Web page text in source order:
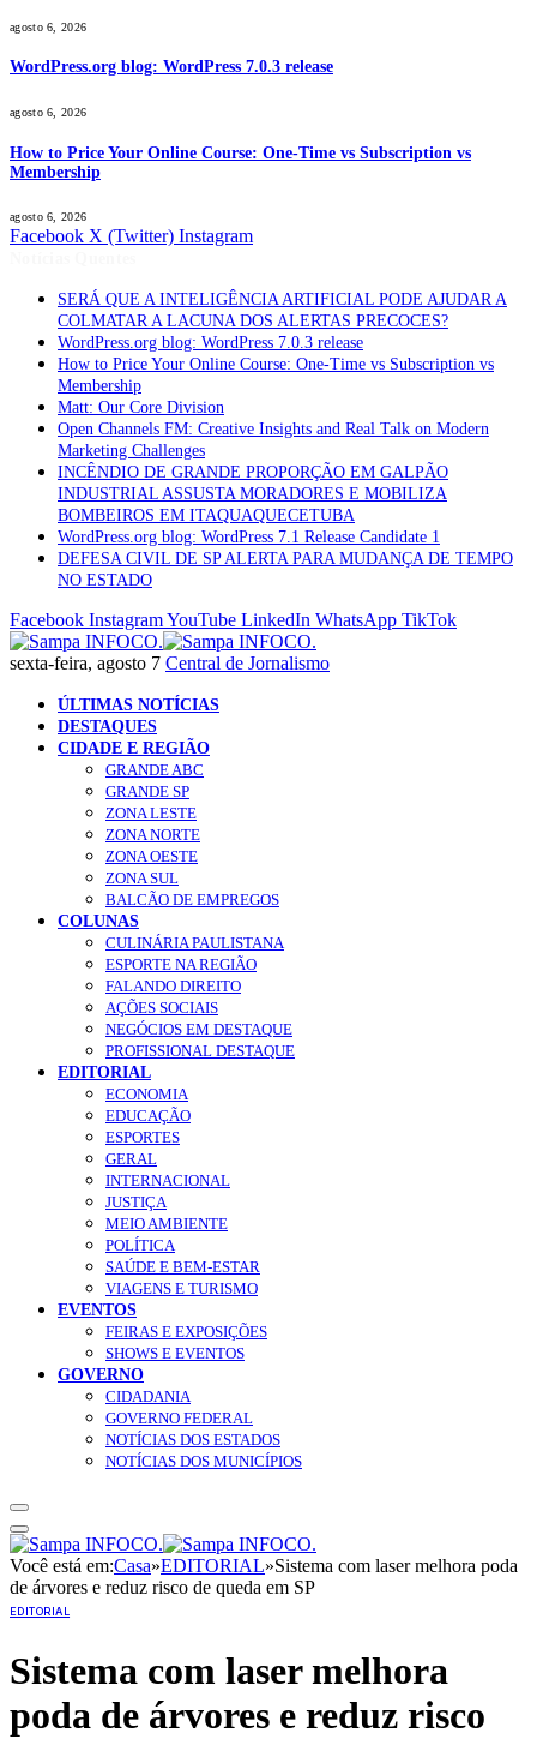
agosto 6, 2026
WordPress.org blog: WordPress 7.0.3 release
agosto 6, 2026
How to Price Your Online Course: One-Time vs Subscription vs
Membership
agosto 6, 2026
Facebook X (Twitter) Instagram
SERÁ QUE A INTELIGÊNCIA ARTIFICIAL PODE AJUDAR A
COLMATAR A LACUNA DOS ALERTAS PRECOCES?
WordPress.org blog: WordPress 7.0.3 release
How to Price Your Online Course: One-Time vs Subscription vs
Membership
Matt: Our Core Division
Open Channels FM: Creative Insights and Real Talk on Modern
Marketing Challenges
INCÊNDIO DE GRANDE PROPORÇÃO EM GALPÃO
INDUSTRIAL ASSUSTA MORADORES E MOBILIZA
BOMBEIROS EM ITAQUAQUECETUBA
WordPress.org blog: WordPress 7.1 Release Candidate 1
DEFESA CIVIL DE SP ALERTA PARA MUDANÇA DE TEMPO
NO ESTADO
Facebook InstagramYouTube LinkedIn WhatsApp TikTok
sexta-feira, agosto 7 Central de Jornalismo
ÚLTIMAS NOTÍCIAS
DESTAQUES
CIDADE E REGIÃO
GRANDE ABC
GRANDE SP
ZONA LESTE
ZONA NORTE
ZONA OESTE
ZONA SUL
BALCÃO DE EMPREGOS
COLUNAS
CULINÁRIA PAULISTANA
ESPORTE NA REGIÃO
FALANDO DIREITO
AÇÕES SOCIAIS
NEGÓCIOS EM DESTAQUE
PROFISSIONAL DESTAQUE
EDITORIAL
ECONOMIA
EDUCAÇÃO
ESPORTES
GERAL
INTERNACIONAL
JUSTIÇA
MEIO AMBIENTE
POLÍTICA
SAÚDE E BEM-ESTAR
VIAGENS E TURISMO
EVENTOS
FEIRAS E EXPOSIÇÕES
SHOWS E EVENTOS
GOVERNO
CIDADANIA
GOVERNO FEDERAL
NOTÍCIAS DOS ESTADOS
NOTÍCIAS DOS MUNICÍPIOS
Você está em:Casa»EDITORIAL»Sistema com laser melhora poda
de árvores e reduz risco de queda em SP
EDITORIAL
Sistema com laser melhora
poda de árvores e reduz risco